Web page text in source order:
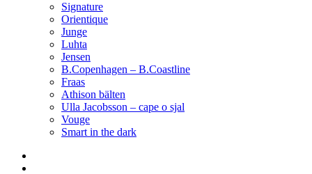
Signature
Orientique
Junge
Luhta
Jensen
B.Copenhagen – B.Coastline
Fraas
Athison bälten
Ulla Jacobsson – cape o sjal
Vouge
Smart in the dark